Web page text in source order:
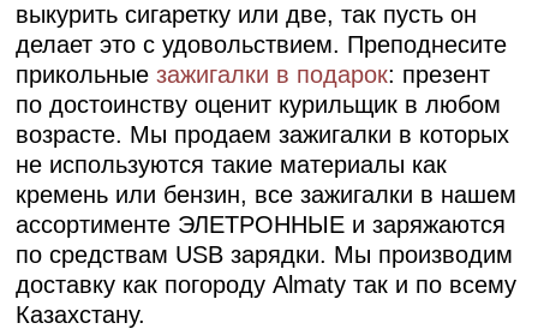
выкурить сигаретку или две, так пусть он
делает это с удовольствием. Преподнесите
прикольные зажигалки в подарок: презент
по достоинству оценит курильщик в любом
возрасте. Мы продаем зажигалки в которых
не используются такие материалы как
кремень или бензин, все зажигалки в нашем
ассортименте ЭЛЕТРОННЫЕ и заряжаются
по средствам USB зарядки. Мы производим
доставку как погороду Almaty так и по всему
Казахстану.